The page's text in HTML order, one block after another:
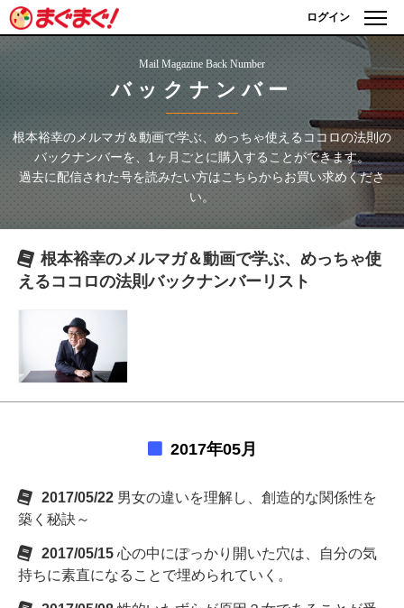
ログイン
Mail Magazine Back Number
バックナンバー
根本裕幸のメルマガ＆動画で学ぶ、めっちゃ使えるココロの法則 の
バックナンバーを、1ヶ月ごとに購入することができます。
過去に配信された号を読みたい方はこちらからお買い求めくださ
い。
根本裕幸のメルマガ＆動画で学ぶ、めっちゃ使
えるココロの法則バックナンバーリスト
2017年05月
2017/05/22 男女の違いを理解し、創造的な関係性を
築く秘訣～
2017/05/15 心の中にぽっかり開いた穴は、自分の気
持ちに素直になることで埋められていく。